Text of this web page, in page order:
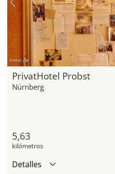
hotel.de
PrivatHotel Probst
Nürnberg
5,63
kilómetros
Detalles